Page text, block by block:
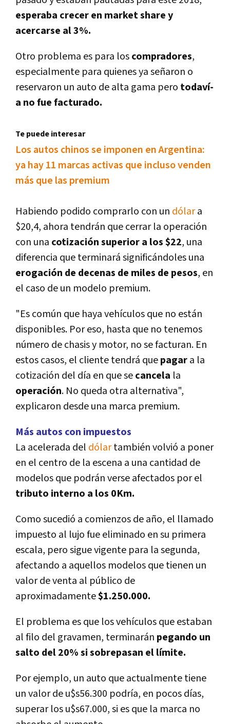
esperaba crecer en market share y
acercarse al 3%.
Otro problema es para loscompradores,
especialmente para quienes ya señaron o
reservaron un auto de alta gama pero todaví­
a no fue facturado.
Te puede interesar
Los autos chinos se imponen en Argentina:
ya hay 11 marcas activas que incluso venden
más que las premium
Habiendo podido comprarlo con un dólara
$20,4, ahora tendrán que cerrar la operación
con una cotización superior a los $22, una
diferencia que terminará significándoles una
erogación de decenas de miles de pesos, en
el caso de un modelo premium.
"Es común que haya vehí­culos que no están
disponibles. Por eso, hasta que no tenemos
número de chasis y motor, no se facturan. En
estos casos, el cliente tendrá quepagara la
cotización del dí­a en que secancela la
operación. No queda otra alternativa",
explicaron desde una marca premium.
Más autos con impuestos
La acelerada del dólartambién volvió a poner
en el centro de la escena a una cantidad de
modelos que podrán verse afectados por el
tributo interno a los 0Km.
Como sucedió a comienzos de año, el llamado
impuesto al lujo fue eliminado en su primera
escala, pero sigue vigente para la segunda,
afectando a aquellos modelos que tienen un
valor de venta al público de
aproximadamente$1.250.000.
El problema es que los vehí­culos que estaban
al filo del gravamen, terminarán pegando un
salto del 20% si sobrepasan el lí­mite.
Por ejemplo, un auto que actualmente tiene
un valor de u$s56.300 podrí­a, en pocos dí­as,
superar los u$s67.000, si es que la marca no